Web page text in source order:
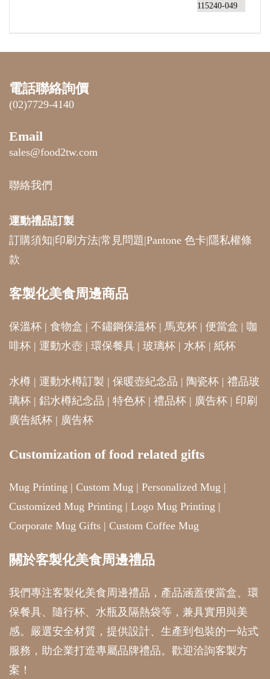
電話聯絡詢價
(02)7729-4140
Email
sales@food2tw.com
聯絡我們
運動禮品訂製
訂購須知|印刷方法|常見問題|Pantone 色卡| 隱私權條
款
客製化美食周邊商品
保溫杯 | 食物盒 | 不鏽鋼保溫杯 | 馬克杯 | 便當盒 | 咖
啡杯 | 運動水壺 | 環保餐具 | 玻璃杯 | 水杯 | 紙杯
水樽 | 運動水樽訂製 | 保暖壺紀念品 | 陶瓷杯 | 禮品玻
璃杯 | 鋁水樽紀念品 | 特色杯 | 禮品杯 | 廣告杯 | 印刷
廣告紙杯 | 廣告杯
Customization of food related gifts
Mug Printing | Custom Mug | Personalized Mug |
Customized Mug Printing | Logo Mug Printing |
Corporate Mug Gifts | Custom Coffee Mug
關於客製化美食周邊禮品
我們專注客製化美食周邊禮品，產品涵蓋便當盒、環
保餐具、隨行杯、水瓶及隔熱袋等，兼具實用與美
感。嚴選安全材質，提供設計、生產到包裝的一站式
服務，助企業打造專屬品牌禮品。歡迎洽詢客製方
案！